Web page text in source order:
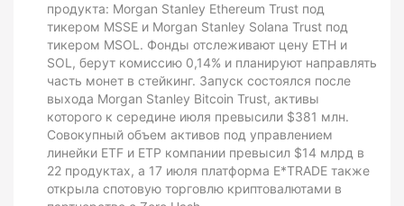
продукта: Morgan Stanley Ethereum Trust под
тикером MSSE и Morgan Stanley Solana Trust под
тикером MSOL. Фонды отслеживают цену ETH и
SOL, берут комиссию 0,14% и планируют направлять
часть монет в стейкинг. Запуск состоялся после
выхода Morgan Stanley Bitcoin Trust, активы
которого к середине июля превысили $381 млн.
Совокупный объем активов под управлением
линейки ETF и ETP компании превысил $14 млрд в
22 продуктах, а 17 июля платформа E*TRADE также
открыла спотовую торговлю криптовалютами в